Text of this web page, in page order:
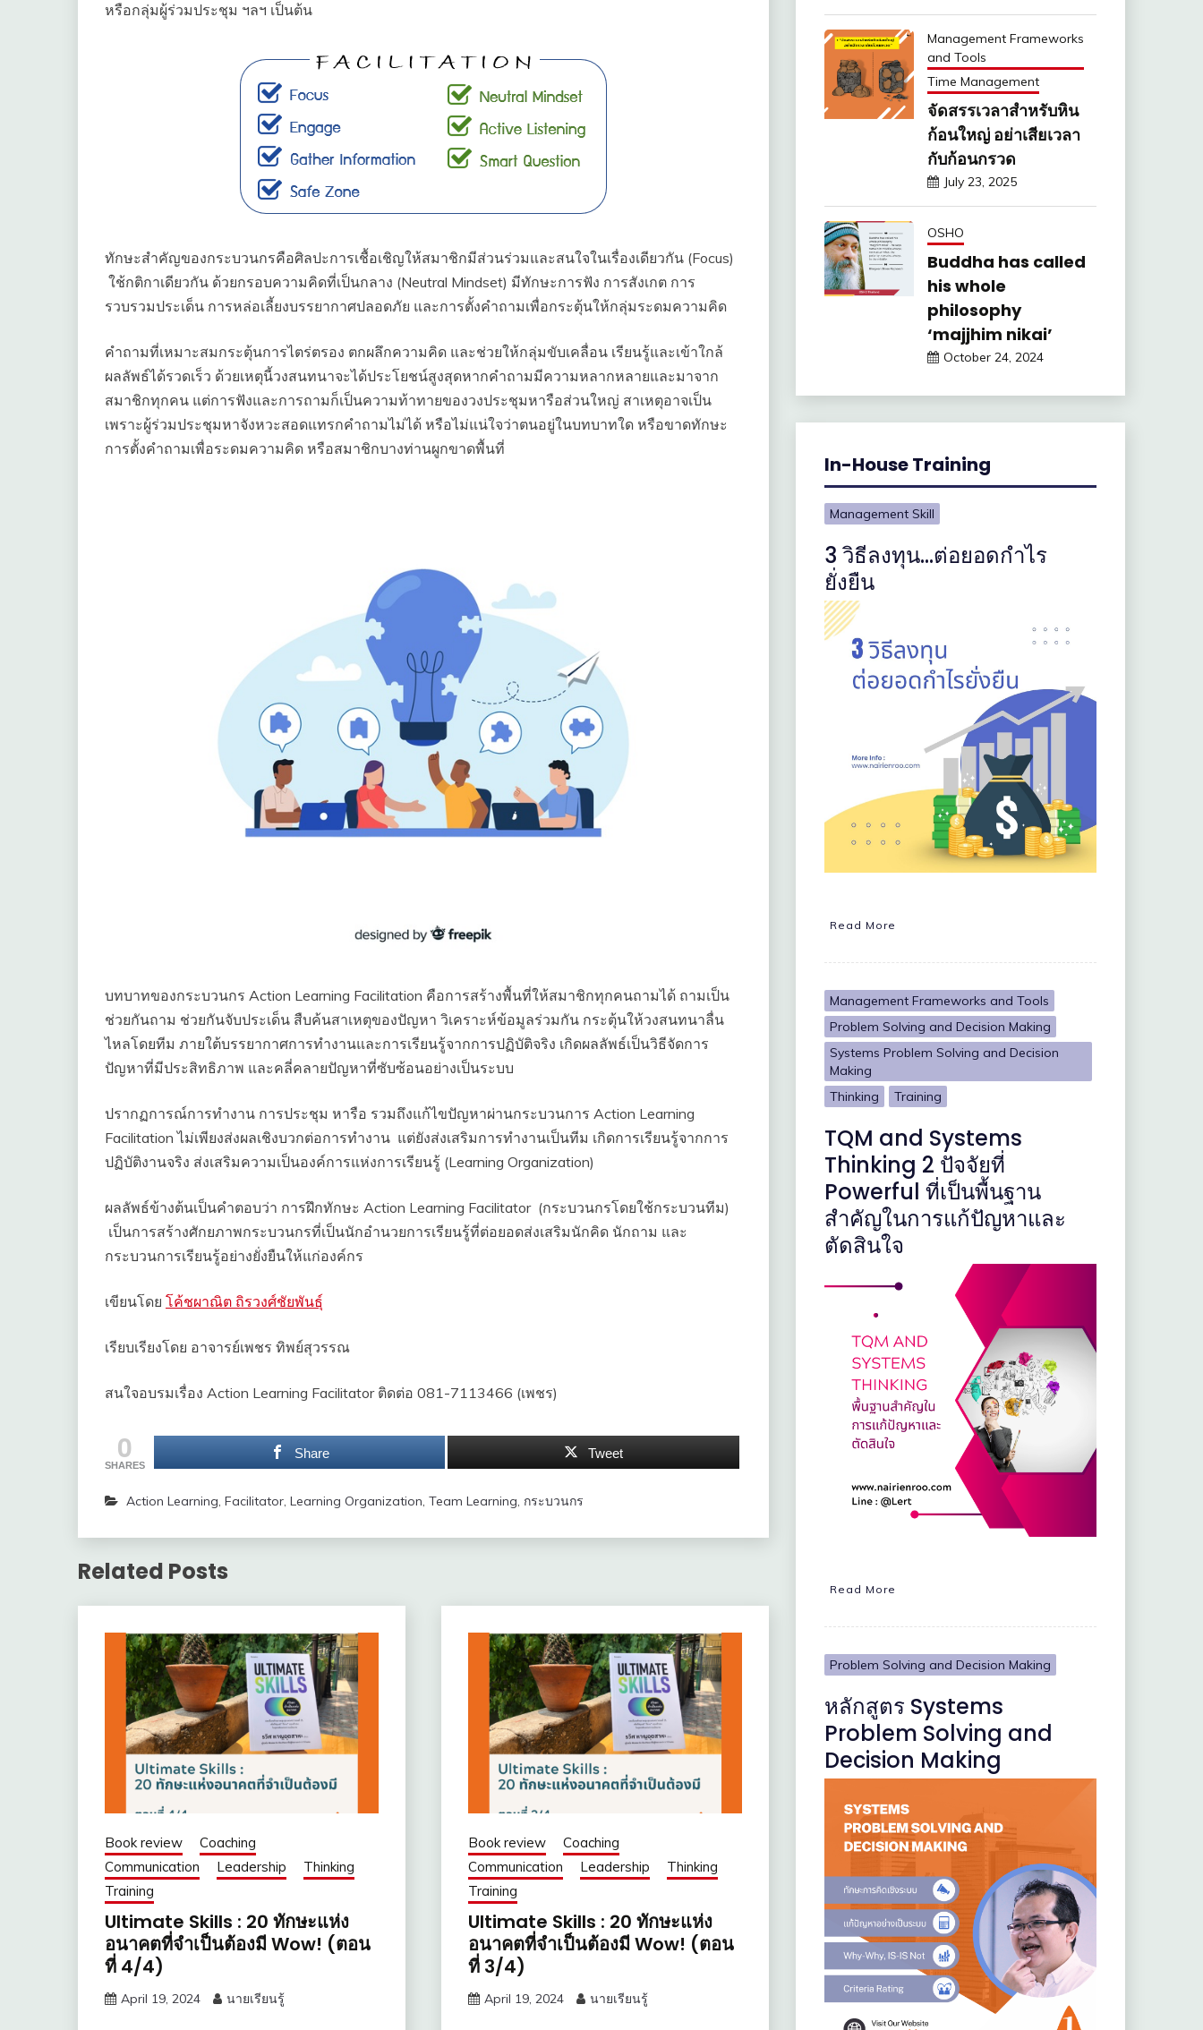
หรือกลุ่มผู้ร่วมประชุม ฯลฯ เป็นต้น
ทักษะสำคัญของกระบวนกรคือศิลปะการเชื้อเชิญให้สมาชิกมีส่วนร่วมและสนใจในเรื่องเดียวกัน (Focus)
ใช้กติกาเดียวกัน ด้วยกรอบความคิดที่เป็นกลาง (Neutral Mindset) มีทักษะการฟัง การสังเกต การ
รวบรวมประเด็น การหล่อเลี้ยงบรรยากาศปลอดภัย และการตั้งคำถามเพื่อกระตุ้นให้กลุ่มระดมความคิด
คำถามที่เหมาะสมกระตุ้นการไตร่ตรอง ตกผลึกความคิด และช่วยให้กลุ่มขับเคลื่อน เรียนรู้และเข้าใกล้
ผลลัพธ์ได้รวดเร็ว ด้วยเหตุนี้วงสนทนาจะได้ประโยชน์สูงสุดหากคำถามมีความหลากหลายและมาจาก
สมาชิกทุกคน แต่การฟังและการถามก็เป็นความท้าทายของวงประชุมหารือส่วนใหญ่ สาเหตุอาจเป็น
เพราะผู้ร่วมประชุมหาจังหวะสอดแทรกคำถามไม่ได้ หรือไม่แน่ใจว่าตนอยู่ในบทบาทใด หรือขาดทักษะ
การตั้งคำถามเพื่อระดมความคิด หรือสมาชิกบางท่านผูกขาดพื้นที่
บทบาทของกระบวนกร Action Learning Facilitation คือการสร้างพื้นที่ให้สมาชิกทุกคนถามได้ ถามเป็น
ช่วยกันถาม ช่วยกันจับประเด็น สืบค้นสาเหตุของปัญหา วิเคราะห์ข้อมูลร่วมกัน กระตุ้นให้วงสนทนาลื่น
ไหลโดยทีม ภายใต้บรรยากาศการทำงานและการเรียนรู้จากการปฏิบัติจริง เกิดผลลัพธ์เป็นวิธีจัดการ
ปัญหาที่มีประสิทธิภาพ และคลี่คลายปัญหาที่ซับซ้อนอย่างเป็นระบบ
ปรากฏการณ์การทำงาน การประชุม หารือ รวมถึงแก้ไขปัญหาผ่านกระบวนการ Action Learning
Facilitation ไม่เพียงส่งผลเชิงบวกต่อการทำงาน แต่ยังส่งเสริมการทำงานเป็นทีม เกิดการเรียนรู้จากการ
ปฏิบัติงานจริง ส่งเสริมความเป็นองค์การแห่งการเรียนรู้ (Learning Organization)
ผลลัพธ์ข้างต้นเป็นคำตอบว่า การฝึกทักษะ Action Learning Facilitator (กระบวนกรโดยใช้กระบวนทีม)
เป็นการสร้างศักยภาพกระบวนกรที่เป็นนักอำนวยการเรียนรู้ที่ต่อยอดส่งเสริมนักคิด นักถาม และ
กระบวนการเรียนรู้อย่างยั่งยืนให้แก่องค์กร
เขียนโดย โค้ชผาณิต ถิรวงศ์ชัยพันธุ์
เรียบเรียงโดย อาจารย์เพชร ทิพย์สุวรรณ
สนใจอบรมเรื่อง Action Learning Facilitator ติดต่อ 081-7113466 (เพชร)
0
SHARES
Share Tweet
Action Learning, Facilitator, Learning Organization, Team Learning, กระบวนกร
Related Posts
Book review
Coaching
Communication
Leadership
Thinking
Training
Ultimate Skills : 20 ทักษะแห่ง
อนาคตที่จำเป็นต้องมี Wow! (ตอน
ที่ 4/4)
April 19, 2024 นายเรียนรู้
Book review
Coaching
Communication
Leadership
Thinking
Training
Ultimate Skills : 20 ทักษะแห่ง
อนาคตที่จำเป็นต้องมี Wow! (ตอน
ที่ 3/4)
April 19, 2024 นายเรียนรู้
Management Frameworks
and Tools
Time Management
จัดสรรเวลาสำหรับหิน
ก้อนใหญ่ อย่าเสียเวลา
กับก้อนกรวด
July 23, 2025
OSHO
Buddha has called
his whole
philosophy
‘majjhim nikai’
October 24, 2024
In-House Training
Management Skill
3 วิธีลงทุน…ต่อยอดกำไร
ยั่งยืน
Read More
Management Frameworks and Tools
Problem Solving and Decision Making
Systems Problem Solving and Decision
Making
Thinking
Training
TQM and Systems
Thinking 2 ปัจจัยที่
Powerful ที่เป็นพื้นฐาน
สำคัญในการแก้ปัญหาและ
ตัดสินใจ
Read More
Problem Solving and Decision Making
หลักสูตร Systems
Problem Solving and
Decision Making